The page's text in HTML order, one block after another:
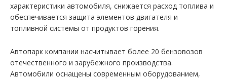
характеристики автомобиля, снижается расход топлива и
обеспечивается защита элементов двигателя и
топливной системы от продуктов горения.
Автопарк компании насчитывает более 20 бензовозов
отечественного и зарубежного производства.
Автомобили оснащены современным оборудованием,